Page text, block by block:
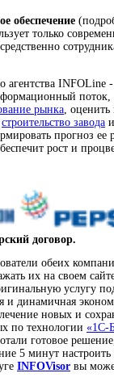
обеспечение
только
INFOLine
рынка ,
строительство завода
прогноз ее
рост и
договор.
обеих
их на своем
услугу
и динамичная
новых и
по технологии «1C-
готовое
5 минут
INFOVisor вы